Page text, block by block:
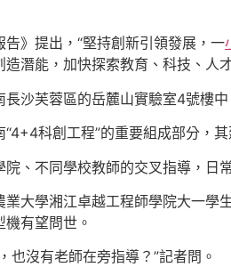
》提出，“堅持創新引領發展，一
造潛能，加快探索教育、科技、人
長沙芙蓉區的岳麓山實驗室4號樓
科創工程”的重要組成部分，
院、不同學校教師的交叉指導，日
業大學湘江卓越工程師學院大一
有望問世。
也沒有老師在旁指導？”記者問。